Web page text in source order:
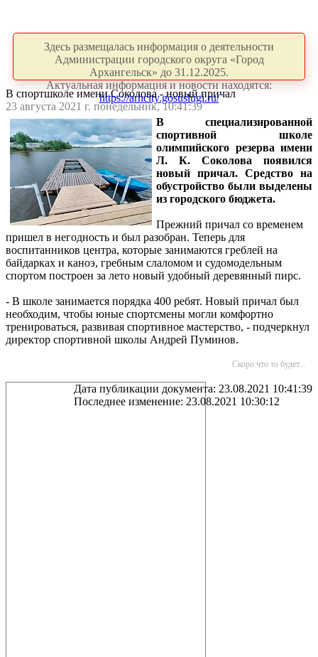
Здесь размещалась информация о деятельности
Администрации городского округа «Город
Архангельск» до 31.12.2025.
Актуальная информация и новости находятся:
https://arhcity.gosuslugi.ru/
В спортшколе имени Соколова - новый причал
23 августа 2021 г. понедельник, 10:41:39
В специализированной
спортивной школе
олимпийского резерва имени
Л. К. Соколова появился
новый причал. Средство на
обустройство были выделены
из городского бюджета.
Прежний причал со временем
пришел в негодность и был разобран. Теперь для
воспитанников центра, которые занимаются греблей на
байдарках и каноэ, гребным слаломом и судомодельным
спортом построен за лето новый удобный деревянный пирс.
- В школе занимается порядка 400 ребят. Новый причал был
необходим, чтобы юные спортсмены могли комфортно
тренироваться, развивая спортивное мастерство, - подчеркнул
директор спортивной школы Андрей Пуминов.
Скоро что то будет...
Дата публикации документа: 23.08.2021 10:41:39
Последнее изменение: 23.08.2021 10:30:12